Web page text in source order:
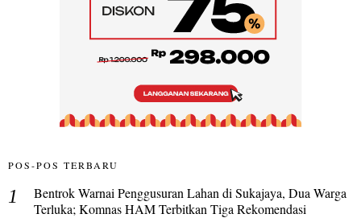
POS-POS TERBARU
Bentrok Warnai Penggusuran Lahan di Sukajaya, Dua Warga
Terluka; Komnas HAM Terbitkan Tiga Rekomendasi